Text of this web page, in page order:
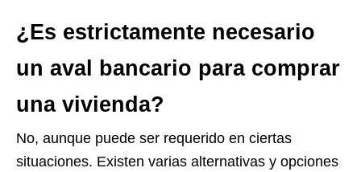
¿Es estrictamente necesario
un aval bancario para comprar
una vivienda?
No, aunque puede ser requerido en ciertas
situaciones. Existen varias alternativas y opciones